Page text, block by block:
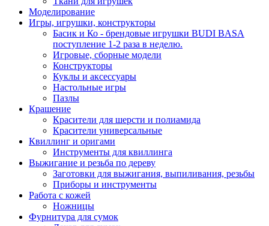
Моделирование
Игры, игрушки, конструкторы
Басик и Ко - брендовые игрушки BUDI BASA
поступление 1-2 раза в неделю.
Игровые, сборные модели
Конструкторы
Куклы и аксессуары
Настольные игры
Пазлы
Крашение
Красители для шерсти и полиамида
Красители универсальные
Квиллинг и оригами
Инструменты для квиллинга
Выжигание и резьба по дереву
Заготовки для выжигания, выпиливания, резьбы
Приборы и инструменты
Работа с кожей
Ножницы
Фурнитура для сумок